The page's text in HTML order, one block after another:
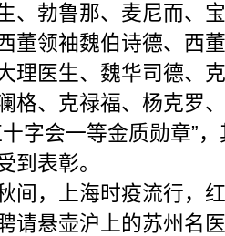
、勃鲁那、麦尼而、
董领袖魏伯诗德、西
理医生、魏华司德、
格、克禄福、杨克罗
字会一等金质勋章”
到表彰。
，上海时疫流行，红
请悬壶沪上的苏州名